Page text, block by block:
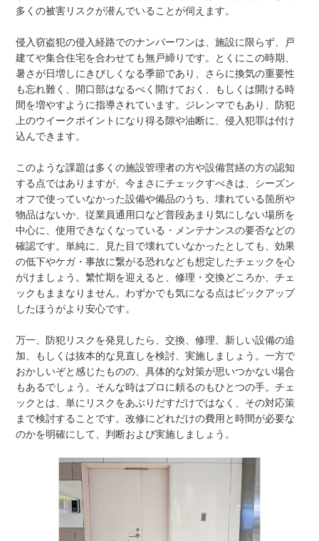
多くの被害リスクが潜んでいることが伺えます。
侵入窃盗犯の侵入経路でのナンバーワンは、施設に限らず、戸
建てや集合住宅を合わせても無戸締りです。とくにこの時期、
暑さが日増しにきびしくなる季節であり、さらに換気の重要性
も忘れ難く、開口部はなるべく開けておく、もしくは開ける時
間を増やすように指導されています。ジレンマでもあり、防犯
上のウイークポイントになり得る隙や油断に、侵入犯罪は付け
込んできます。
このような課題は多くの施設管理者の方や設備営繕の方の認知
する点ではありますが、今まさにチェックすべきは、シーズン
オフで使っていなかった設備や備品のうち、壊れている箇所や
物品はないか、従業員通用口など普段あまり気にしない場所を
中心に、使用できなくなっている・メンテナンスの要否などの
確認です。単純に、見た目で壊れていなかったとしても、効果
の低下やケガ・事故に繋がる恐れなども想定したチェックを心
がけましょう。繁忙期を迎えると、修理・交換どころか、チェ
ックもままなりません。わずかでも気になる点はピックアップ
したほうがより安心です。
万一、防犯リスクを発見したら、交換、修理、新しい設備の追
加、もしくは抜本的な見直しを検討、実施しましょう。一方で
おかしいぞと感じたものの、具体的な対策が思いつかない場合
もあるでしょう。そんな時はプロに頼るのもひとつの手。チェ
ックとは、単にリスクをあぶりだすだけではなく、その対応策
まで検討することです。改修にどれだけの費用と時間が必要な
のかを明確にして、判断および実施しましょう。